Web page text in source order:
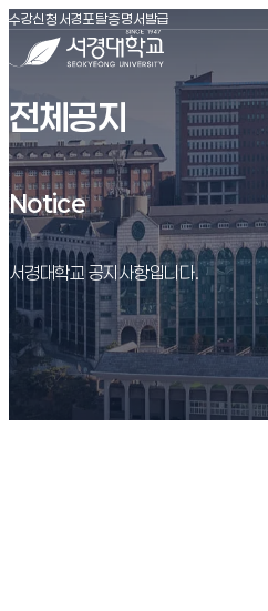
서경대학교
수강신청 (새창 열림)
서경포탈(새창 열림)
증명서발급(새창 열림)
전체공지
Notice
Notice
서경대학교 공지사항입니다.